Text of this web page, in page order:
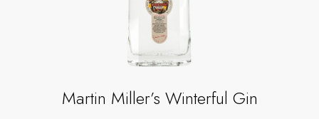
Martin Miller’s Winterful Gin